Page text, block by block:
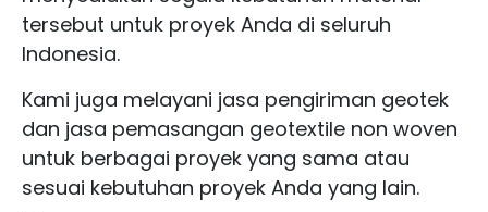
tersebut untuk proyek Anda di seluruh
Indonesia.
Kami juga melayani jasa pengiriman geotek
dan jasa pemasangan geotextile non woven
untuk berbagai proyek yang sama atau
sesuai kebutuhan proyek Anda yang lain.